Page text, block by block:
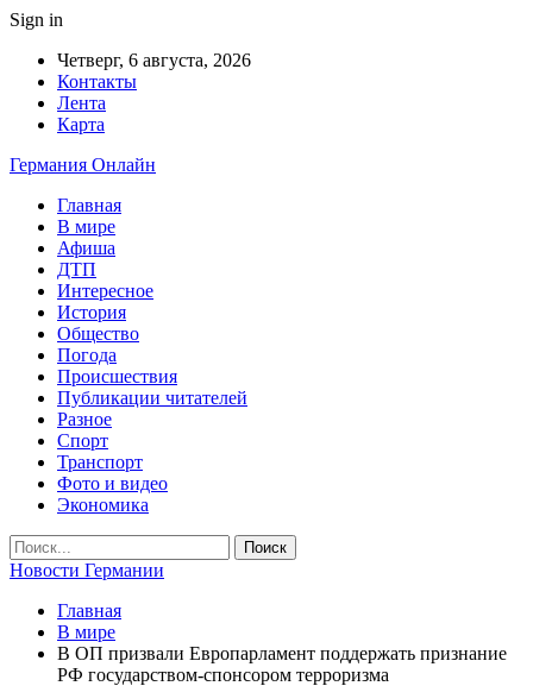
Sign in
Четверг, 6 августа, 2026
Контакты
Лента
Карта
Германия Онлайн
Главная
В мире
Афиша
ДТП
Интересное
История
Общество
Погода
Происшествия
Публикации читателей
Разное
Спорт
Транспорт
Фото и видео
Экономика
Новости Германии
Главная
В мире
В ОП призвали Европарламент поддержать признание
РФ государством-спонсором терроризма